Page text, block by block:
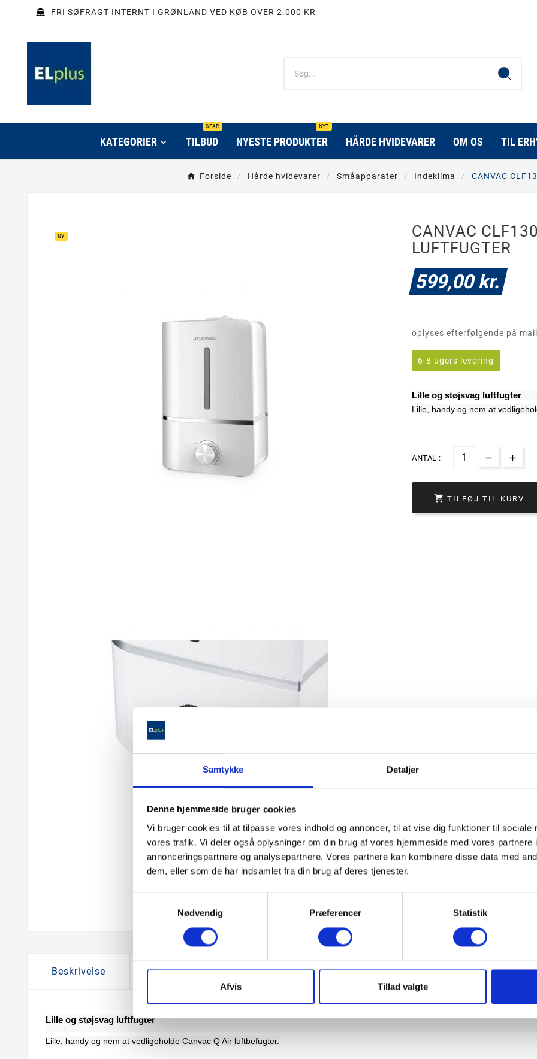
Samtykke Detaljer
Denne hjemmeside bruger cookies
Vi bruger cookies til at tilpasse vores indhold og annoncer, til at vise dig funktioner til sociale
vores trafik. Vi deler også oplysninger om din brug af vores hjemmeside med vores partnere
annonceringspartnere og analysepartnere. Vores partnere kan kombinere disse data med
dem, eller som de har indsamlet fra din brug af deres tjenester.
Nødvendig
Præferencer Statistik
Afvis Tillad valgte
FRI SØFRAGT INTERNT I GRØNLAND VED KØB OVER 2.000 KR
KATEGORIER TILBUD
SPAR
NYESTE PRODUKTER
NYT
HÅRDE HVIDEVARER OM OS TIL
Forside Hårde hvidevarer Småapparater Indeklima CANVAC
NY
CANVAC
LUFTFUGTER
599,00 kr.
oplyses efterfølgende på mail
6-8 ugers levering
Lille og støjsvag luftfugter
Lille, handy og nem at
ANTAL :
 TILFØJ TIL KURV
Beskrivelse Produktoplysninger
Lille og støjsvag luftfugter
Lille, handy og nem at vedligeholde Canvac Q Air luftbefugter.